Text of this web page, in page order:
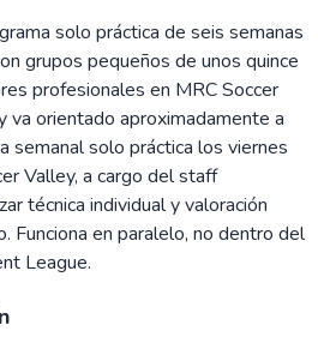
solo práctica de seis semanas
grupos pequeños de unos quince
profesionales en MRC Soccer
va orientado aproximadamente a
semanal solo práctica los viernes
Valley, a cargo del staff
técnica individual y valoración
Funciona en paralelo, no dentro del
League.